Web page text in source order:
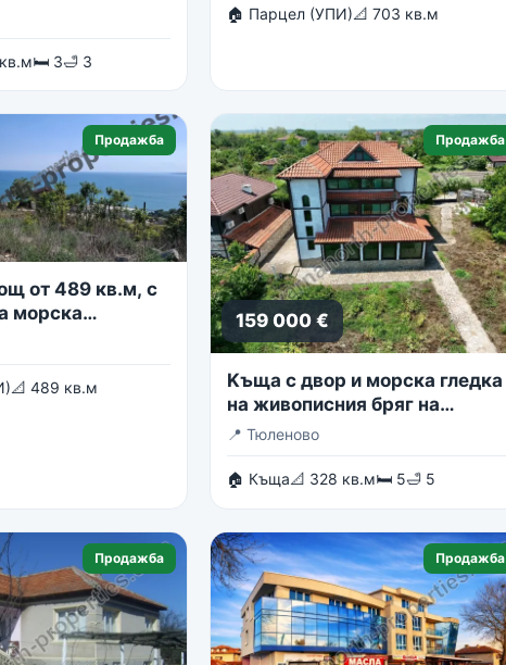
🛏 3🛁 3
🏠 Парцел (УПИ)📐 703 кв.м
Продажба
от 489 кв.м, с
морска
📐 489 кв.м
Продажба
159 000 €
Kъща с двор и морска гледка
на живописния бряг на
Тюленово
📍 Тюленово
🏠 Къща📐 328 кв.м🛏 5🛁 5
Продажба Продажба